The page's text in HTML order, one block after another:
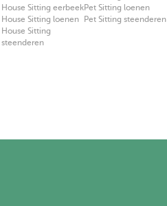
House Sitting eerbeek
House Sitting loenen
House Sitting
steenderen
Pet Sitting loenen
Pet Sitting steenderen